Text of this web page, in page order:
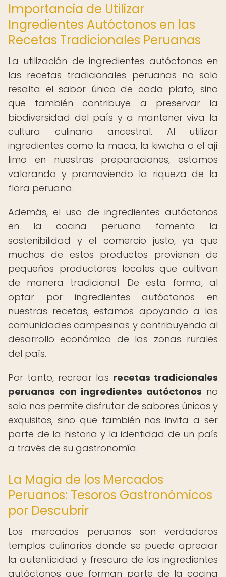
Importancia de Utilizar
Ingredientes Autóctonos en las
Recetas Tradicionales Peruanas
La utilización de ingredientes autóctonos en
las recetas tradicionales peruanas no solo
resalta el sabor único de cada plato, sino
que también contribuye a preservar la
biodiversidad del país y a mantener viva la
cultura culinaria ancestral. Al utilizar
ingredientes como la maca, la kiwicha o el ají
limo en nuestras preparaciones, estamos
valorando y promoviendo la riqueza de la
flora peruana.
Además, el uso de ingredientes autóctonos
en la cocina peruana fomenta la
sostenibilidad y el comercio justo, ya que
muchos de estos productos provienen de
pequeños productores locales que cultivan
de manera tradicional. De esta forma, al
optar por ingredientes autóctonos en
nuestras recetas, estamos apoyando a las
comunidades campesinas y contribuyendo al
desarrollo económico de las zonas rurales
del país.
Por tanto, recrear las recetas tradicionales
peruanas con ingredientes autóctonos no
solo nos permite disfrutar de sabores únicos y
exquisitos, sino que también nos invita a ser
parte de la historia y la identidad de un país
a través de su gastronomía.
La Magia de los Mercados
Peruanos: Tesoros Gastronómicos
por Descubrir
Los mercados peruanos son verdaderos
templos culinarios donde se puede apreciar
la autenticidad y frescura de los ingredientes
autóctonos que forman parte de la cocina